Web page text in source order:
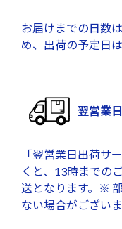
お届けまでの日数
め、出荷の予定日
翌営業
「翌営業日出荷サ
くと、13時までの
送となります。※
ない場合がございま